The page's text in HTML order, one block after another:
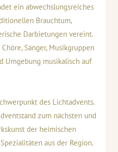
ein abwechslungsreiches
Brauchtum,
Darbietungen vereint.
Sänger, Musikgruppen
Umgebung musikalisch auf
des Lichtadvents.
zum nächsten und
der heimischen
aus der Region.